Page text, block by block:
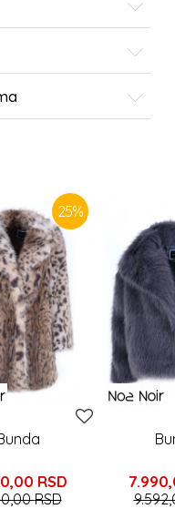
25%
RSD
RSD